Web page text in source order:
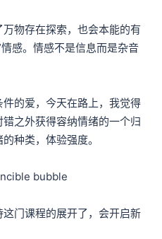
物存在探索，也会本能的有
感。情感不是信息而是杂音
的爱，今天在路上，我觉得
之外获得容纳情绪的一个归
种类，体验强度。
bubble
门课程的展开了，会开启新